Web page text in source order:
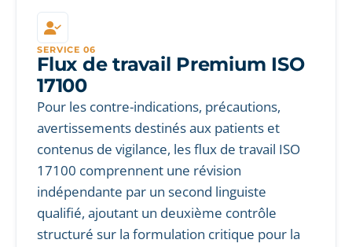
SERVICE 06
Flux de travail Premium ISO
17100
Pour les contre-indications, précautions,
avertissements destinés aux patients et
contenus de vigilance, les flux de travail ISO
17100 comprennent une révision
indépendante par un second linguiste
qualifié, ajoutant un deuxième contrôle
structuré sur la formulation critique pour la